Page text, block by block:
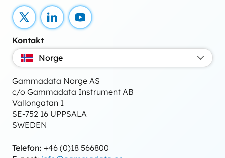
X LinkedInYouTube
Kontakt
Norge
Gammadata Norge AS
c/o Gammadata Instrument AB
Vallongatan 1
SE-752 16 UPPSALA
SWEDEN
Telefon: +46 (0)18 566800